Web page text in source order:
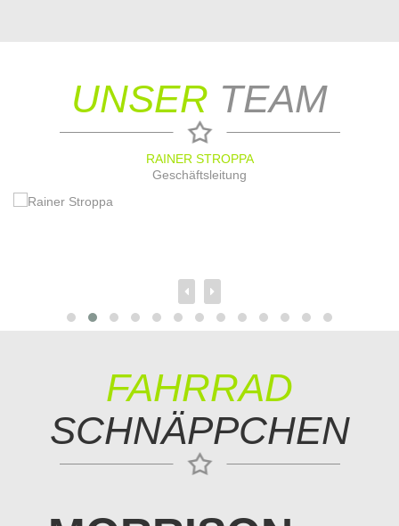
UNSER TEAM
RAINER STROPPA
Geschäftsleitung
FAHRRAD
SCHNÄPPCHEN